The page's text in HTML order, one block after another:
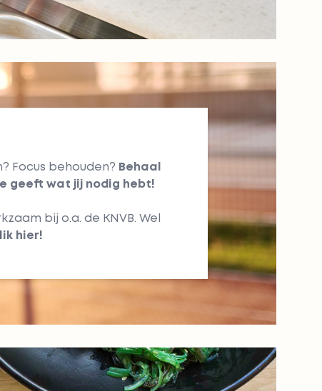
Focus behouden? Behaal
geeft wat jij nodig hebt!
bij o.a. de KNVB. Wel
hier!